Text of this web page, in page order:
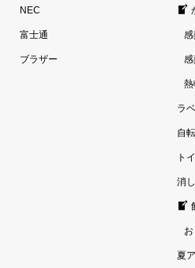
NEC
富士通
ブラザー 感
ラ
自
ト
消
夏